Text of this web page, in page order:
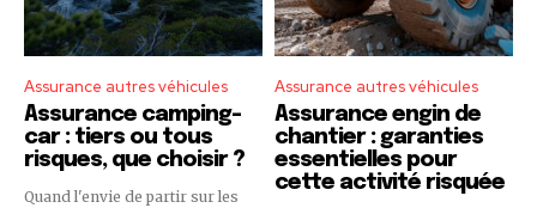
Assurance autres véhicules
Assurance camping-
car : tiers ou tous
risques, que choisir ?
Quand l'envie de partir sur les
Assurance autres véhicules
Assurance engin de
chantier : garanties
essentielles pour
cette activité risquée